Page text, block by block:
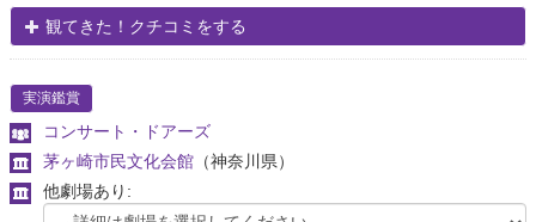
観てきた！クチコミをする
実演鑑賞
コンサート・ドアーズ
茅ヶ崎市民文化会館 （神奈川県）
他劇場あり: